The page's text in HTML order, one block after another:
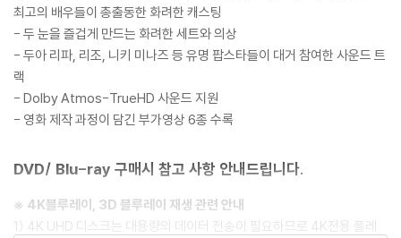
최고의 배우들이 총출동한 화려한 캐스팅
- 두 눈을 즐겁게 만드는 화려한 세트와 의상
- 두아 리파, 리조, 니키 미나즈 등 유명 팝스타들이 대거 참여한 사운드 트
랙
- Dolby Atmos-TrueHD 사운드 지원
- 영화 제작 과정이 담긴 부가영상 6종 수록
DVD/ Blu-ray 구매시 참고 사항 안내드립니다.
※ 4K블루레이, 3D 블루레이 재생 관련 안내
1) 4K UHD 디스크는 대용량의 데이터 전송이 필요하므로 4K전용 플레